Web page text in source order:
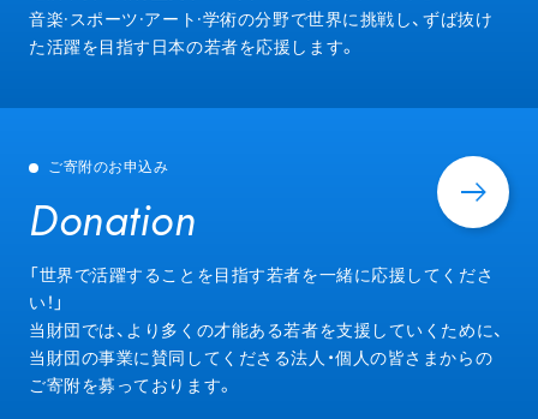
音楽·スポーツ·アート·学術の分野で世界に挑戦し、ずば抜け
た活躍を目指す日本の若者を応援します。
ご寄附のお申込み
Donation
Donation
「世界で活躍することを目指す若者を一緒に応援してくださ
い！」
当財団では、より多くの才能ある若者を支援していくために、
当財団の事業に賛同してくださる法人・個人の皆さまからの
ご寄附を募っております。